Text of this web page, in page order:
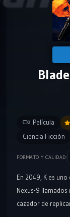
Película
Ciencia Ficción
FORMATO Y CALIDAD:
En 2049, K es
Nexus-9 llamados
cazador de